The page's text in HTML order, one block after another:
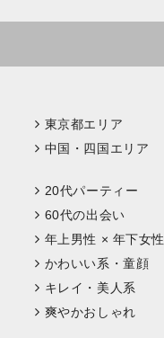
東京都エリア
中国・四国エリア
20代パーティー
60代の出会い
年上男性 × 年下女性
かわいい系・童顔
キレイ・美人系
爽やかおしゃれ